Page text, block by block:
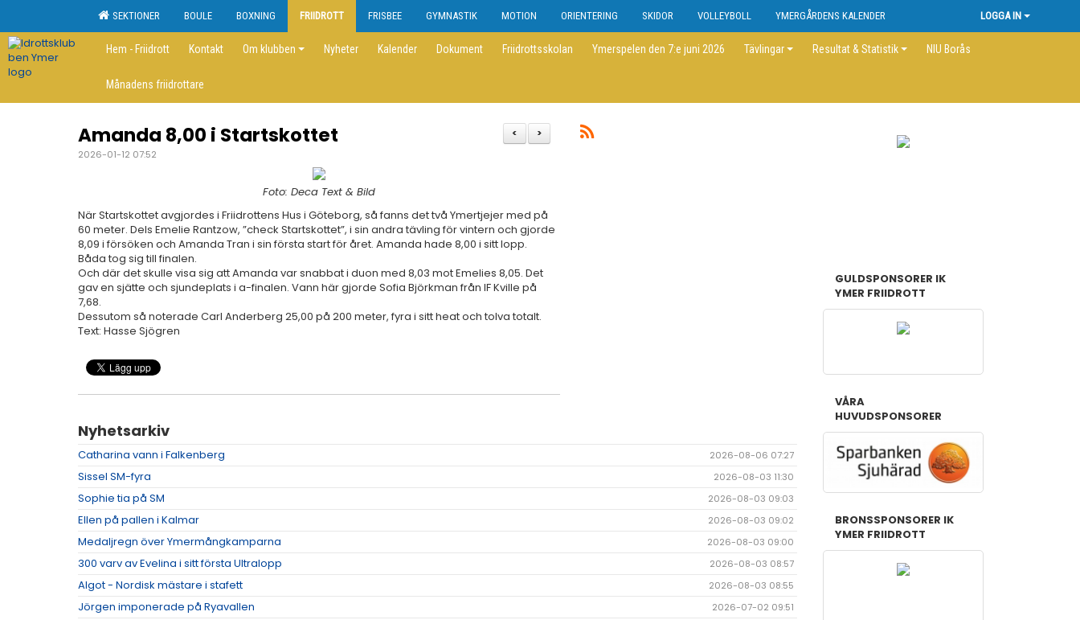
SEKTIONER BOULE BOXNING FRIIDROTT FRISBEE GYMNASTIK MOTION ORIENTERING SKIDOR VOLLEYBOLL YMERGÅRDENS KALENDER LOGGA IN
Hem - Friidrott Kontakt Om klubben Nyheter Kalender Dokument Friidrottsskolan Ymerspelen den 7:e juni 2026 Tävlingar Resultat & Statistik NIU Borås
Månadens friidrottare
>
<
Amanda 8,00 i Startskottet
2026-01-12 07:52
Foto: Deca Text & Bild
När Startskottet avgjordes i Friidrottens Hus i Göteborg, så fanns det två Ymertjejer med på
60 meter. Dels Emelie Rantzow, ”check Startskottet”, i sin andra tävling för vintern och gjorde
8,09 i försöken och Amanda Tran i sin första start för året. Amanda hade 8,00 i sitt lopp.
Båda tog sig till finalen.
Och där det skulle visa sig att Amanda var snabbat i duon med 8,03 mot Emelies 8,05. Det
gav en sjätte och sjundeplats i a-finalen. Vann här gjorde Sofia Björkman från IF Kville på
7,68.
Dessutom så noterade Carl Anderberg 25,00 på 200 meter, fyra i sitt heat och tolva totalt.
Text: Hasse Sjögren
Nyhetsarkiv
Catharina vann i Falkenberg 2026-08-06 07:27
Sissel SM-fyra 2026-08-03 11:30
Sophie tia på SM 2026-08-03 09:03
Ellen på pallen i Kalmar 2026-08-03 09:02
Medaljregn över Ymermångkamparna 2026-08-03 09:00
300 varv av Evelina i sitt första Ultralopp 2026-08-03 08:57
Algot - Nordisk mästare i stafett 2026-08-03 08:55
Jörgen imponerade på Ryavallen 2026-07-02 09:51
GULDSPONSORER IK
YMER FRIIDROTT
VÅRA
HUVUDSPONSORER
BRONSSPONSORER IK
YMER FRIIDROTT